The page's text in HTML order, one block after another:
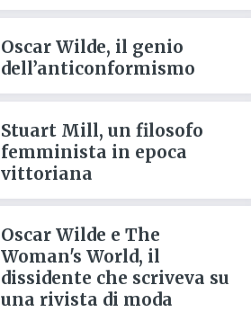
Oscar Wilde, il genio
dell’anticonformismo
Stuart Mill, un filosofo
femminista in epoca
vittoriana
Oscar Wilde e The
Woman's World, il
dissidente che scriveva su
una rivista di moda